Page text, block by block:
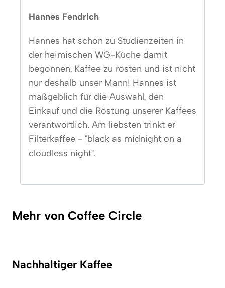
Hannes Fendrich
Hannes hat schon zu Studienzeiten in
der heimischen WG-Küche damit
begonnen, Kaffee zu rösten und ist nicht
nur deshalb unser Mann! Hannes ist
maßgeblich für die Auswahl, den
Einkauf und die Röstung unserer Kaffees
verantwortlich. Am liebsten trinkt er
Filterkaffee - "black as midnight on a
cloudless night".
Mehr von Coffee Circle
Nachhaltiger Kaffee